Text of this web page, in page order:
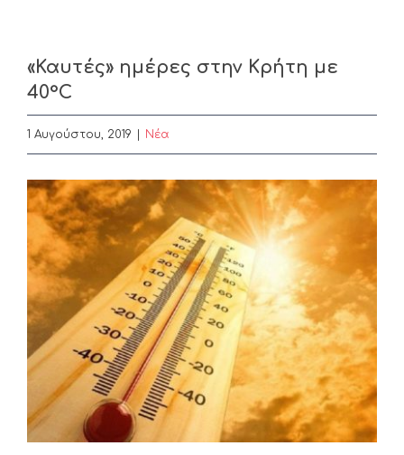
«Καυτές» ημέρες στην Κρήτη με
40°C
1 Αυγούστου, 2019 Nέα
View
Larger
Image